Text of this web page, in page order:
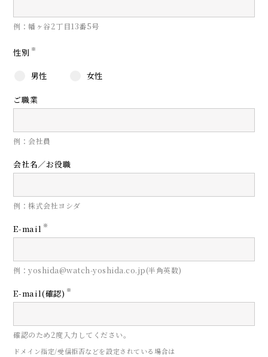
例：幡ヶ谷2丁目13番5号
性別 ※
男性 女性
ご職業
例：会社員
会社名／お役職
例：株式会社ヨシダ
E-mail ※
例：yoshida@watch-yoshida.co.jp(半角英数)
E-mail(確認) ※
確認のため2度入力してください。
ドメイン指定/受信拒否などを設定されている場合は